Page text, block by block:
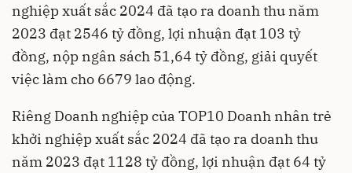
nghiệp xuất sắc 2024 đã tạo ra doanh thu năm
2023 đạt 2546 tỷ đồng, lợi nhuận đạt 103 tỷ
đồng, nộp ngân sách 51,64 tỷ đồng, giải quyết
việc làm cho 6679 lao động.
Riêng Doanh nghiệp của TOP10 Doanh nhân trẻ
khởi nghiệp xuất sắc 2024 đã tạo ra doanh thu
năm 2023 đạt 1128 tỷ đồng, lợi nhuận đạt 64 tỷ